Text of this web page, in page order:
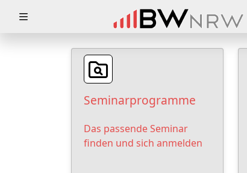
Seminarprogramme
Das passende Seminar
finden und sich anmelden